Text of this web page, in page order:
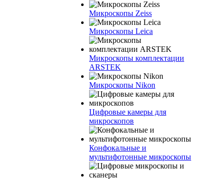
Микроскопы Zeiss
Микроскопы Leica
Микроскопы комплектации
ARSTEK
Микроскопы Nikon
Цифровые камеры для
микроскопов
Конфокальные и
мультифотонные микроскопы